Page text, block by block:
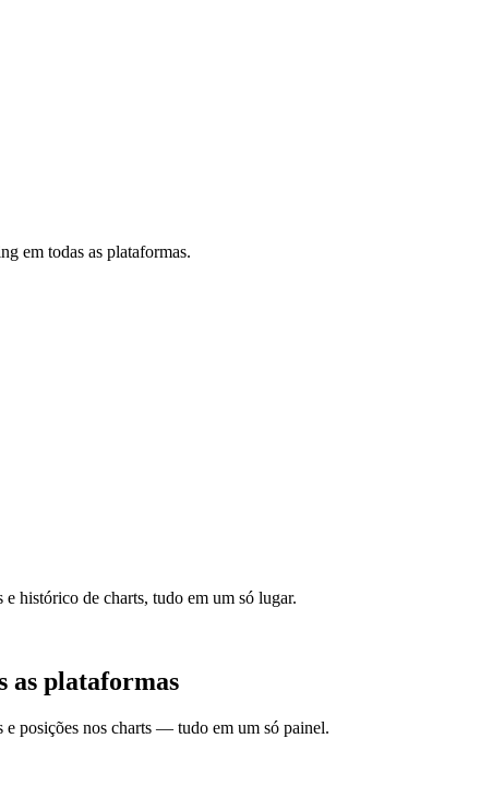
em todas as plataformas.
histórico de charts, tudo em um só lugar.
as plataformas
e posições nos charts — tudo em um só painel.